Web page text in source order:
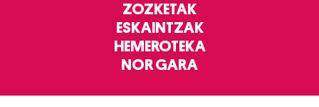
ZOZKETAK
ESKAINTZAK
HEMEROTEKA
NOR GARA